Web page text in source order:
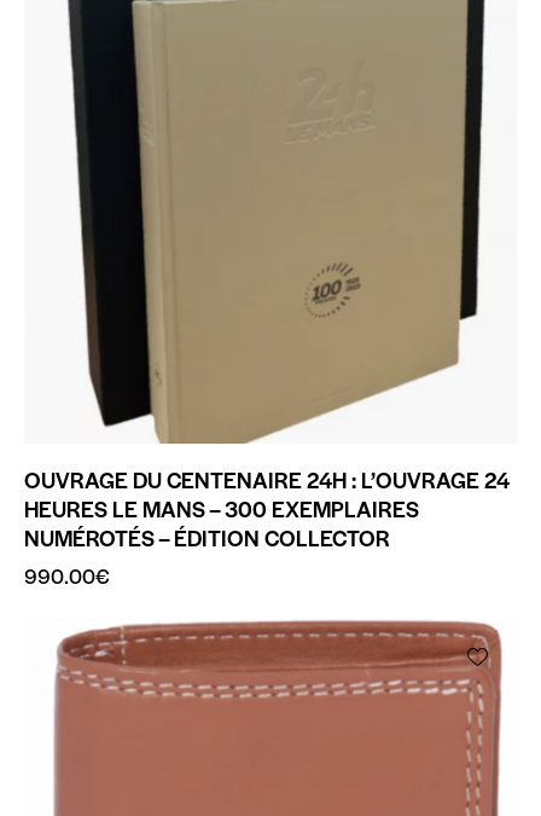
OUVRAGE DU CENTENAIRE 24H : L’OUVRAGE 24
HEURES LE MANS – 300 EXEMPLAIRES
NUMÉROTÉS – ÉDITION COLLECTOR
990.00€